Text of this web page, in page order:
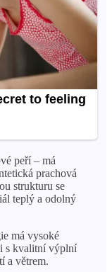
peří – má
prachová
strukturu se
teplý a odolný
má vysoké
s kvalitní výplní
a větrem.